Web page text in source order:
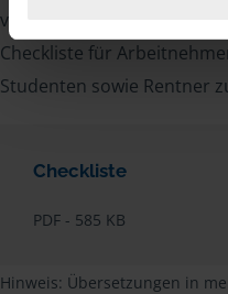
vielen Nachweise
Checkliste für
Studenten sowie Rentner
Checkliste
PDF - 585 KB
Hinweis: Übersetzungen in